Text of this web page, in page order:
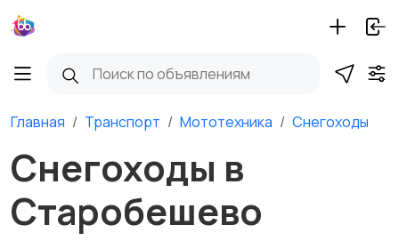
Главная Транспорт Мототехника Снегоходы
Снегоходы в
Старобешево